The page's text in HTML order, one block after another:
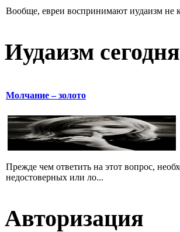
Вообще, евреи воспринимают иудаизм не
Иудаизм сегодня
Молчание – золото
Прежде чем ответить на этот вопрос,
недостоверных или ло...
Авторизация